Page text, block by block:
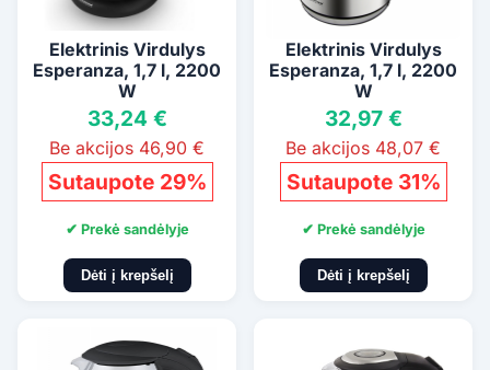
Elektrinis Virdulys
Esperanza, 1,7 l, 2200
W
33,24 €
Be akcijos 46,90 €
Sutaupote 29%
✔ Prekė sandėlyje
Dėti į krepšelį
Elektrinis Virdulys
Esperanza, 1,7 l, 2200
W
32,97 €
Be akcijos 48,07 €
Sutaupote 31%
✔ Prekė sandėlyje
Dėti į krepšelį